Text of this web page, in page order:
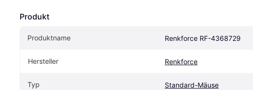
Produkt
Produktname Renkforce RF-4368729
Hersteller Renkforce
Typ Standard-Mäuse